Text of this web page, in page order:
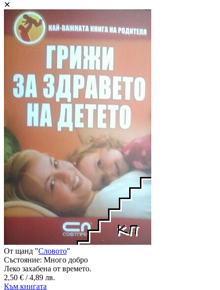
✕
От щанд "Словото"
Състояние: Много добро
Леко захабена от времето.
2,50 € / 4,89 лв.
Към книгата